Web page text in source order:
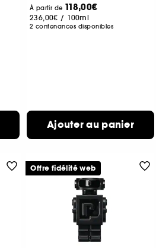
À partir de 118,00€
236,00€ / 100ml
2 contenances disponibles
Ajouter au panier
Offre fidélité web